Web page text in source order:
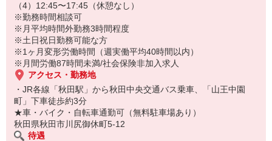
（4）12:45〜17:45（休憩なし）
※勤務時間相談可
※月平均時間外勤務3時間程度
※土日祝日勤務可能な方
※1ヶ月変形労働時間（週実働平均40時間以内）
※月間労働87時間未満/社会保険非加入求人
アクセス・勤務地
・JR各線「秋田駅」から秋田中央交通バス乗車、「山王中園
町」下車徒歩約3分
★車・バイク・自転車通勤可（無料駐車場あり）
秋田県秋田市川尻御休町5-12
待遇